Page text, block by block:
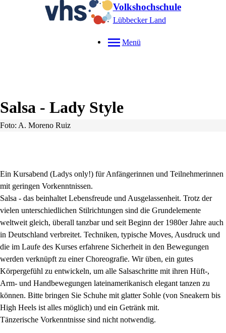
Volkshochschule
Lübbecker Land
Menü
Salsa - Lady Style
Foto: A. Moreno Ruiz
Ein Kursabend (Ladys only!) für Anfängerinnen und Teilnehmerinnen
mit geringen Vorkenntnissen.
Salsa - das beinhaltet Lebensfreude und Ausgelassenheit. Trotz der
vielen unterschiedlichen Stilrichtungen sind die Grundelemente
weltweit gleich, überall tanzbar und seit Beginn der 1980er Jahre auch
in Deutschland verbreitet. Techniken, typische Moves, Ausdruck und
die im Laufe des Kurses erfahrene Sicherheit in den Bewegungen
werden verknüpft zu einer Choreografie. Wir üben, ein gutes
Körpergefühl zu entwickeln, um alle Salsaschritte mit ihren Hüft-,
Arm- und Handbewegungen lateinamerikanisch elegant tanzen zu
können. Bitte bringen Sie Schuhe mit glatter Sohle (von Sneakern bis
High Heels ist alles möglich) und ein Getränk mit.
Tänzerische Vorkenntnisse sind nicht notwendig.